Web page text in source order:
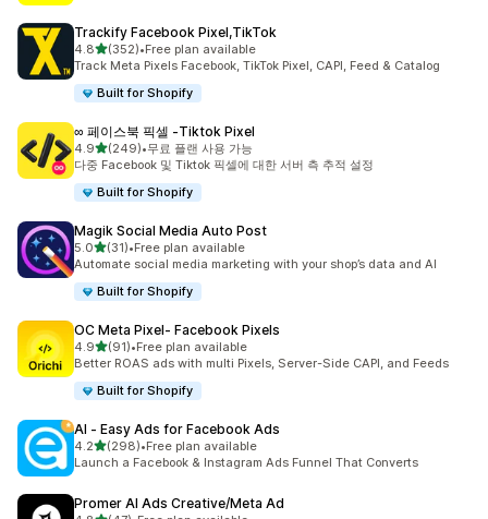
Trackify Facebook Pixel,TikTok
4.8별 5개 중
(352)
총 리뷰 352개
•Free plan available
Track Meta Pixels Facebook, TikTok Pixel, CAPI, Feed & Catalog
Built for Shopify
∞ 페이스북 픽셀 ‑Tiktok Pixel
4.9별 5개 중
(249)
총 리뷰 249개
•무료 플랜 사용 가능
다중 Facebook 및 Tiktok 픽셀에 대한 서버 측 추적 설정
Built for Shopify
Magik Social Media Auto Post
5.0별 5개 중
(31)
총 리뷰 31개
•Free plan available
Automate social media marketing with your shop’s data and AI
Built for Shopify
OC Meta Pixel‑ Facebook Pixels
4.9별 5개 중
(91)
총 리뷰 91개
•Free plan available
Better ROAS ads with multi Pixels, Server-Side CAPI, and Feeds
Built for Shopify
AI ‑ Easy Ads for Facebook Ads
4.2별 5개 중
(298)
총 리뷰 298개
•Free plan available
Launch a Facebook & Instagram Ads Funnel That Converts
Promer AI Ads Creative/Meta Ad